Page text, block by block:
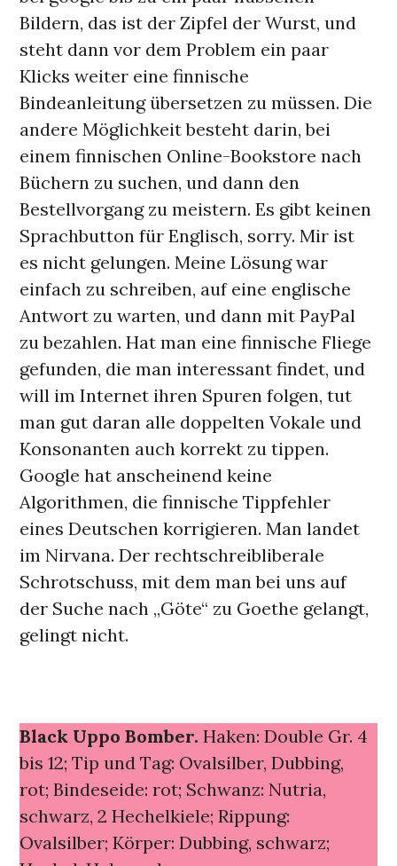
Bildern, das ist der Zipfel der Wurst, und
steht dann vor dem Problem ein paar
Klicks weiter eine finnische
Bindeanleitung übersetzen zu müssen. Die
andere Möglichkeit besteht darin, bei
einem finnischen Online-Bookstore nach
Büchern zu suchen, und dann den
Bestellvorgang zu meistern. Es gibt keinen
Sprachbutton für Englisch, sorry. Mir ist
es nicht gelungen. Meine Lösung war
einfach zu schreiben, auf eine englische
Antwort zu warten, und dann mit PayPal
zu bezahlen. Hat man eine finnische Fliege
gefunden, die man interessant findet, und
will im Internet ihren Spuren folgen, tut
man gut daran alle doppelten Vokale und
Konsonanten auch korrekt zu tippen.
Google hat anscheinend keine
Algorithmen, die finnische Tippfehler
eines Deutschen korrigieren. Man landet
im Nirvana. Der rechtschreibliberale
Schrotschuss, mit dem man bei uns auf
der Suche nach „Göte“ zu Goethe gelangt,
gelingt nicht.
Black Uppo Bomber. Haken: Double Gr. 4
bis 12; Tip und Tag: Ovalsilber, Dubbing,
rot; Bindeseide: rot; Schwanz: Nutria,
schwarz, 2 Hechelkiele; Rippung:
Ovalsilber; Körper: Dubbing, schwarz;